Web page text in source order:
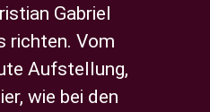
Gabriel
richten. Vom
Aufstellung,
wie bei den